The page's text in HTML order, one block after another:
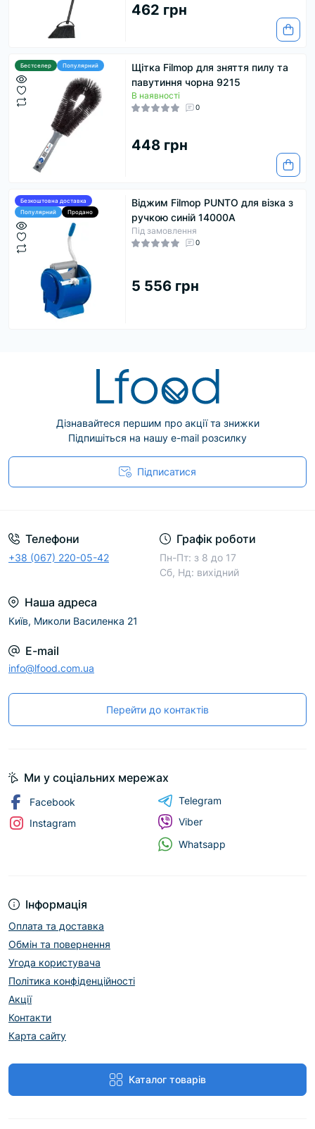
462 грн
Бестселер Популярний
Щітка Filmop для зняття пилу та
павутиння чорна 9215
В наявності
0
448 грн
Безкоштовна доставка
Популярний
Продано
Віджим Filmop PUNTO для візка з
ручкою синій 14000A
Під замовлення
0
5 556 грн
Дізнавайтеся першим про акції та знижки
Підпишіться на нашу e-mail розсилку
Підписатися
Телефони
+38 (067) 220-05-42
Графік роботи
Пн-Пт: з 8 до 17
Сб, Нд: вихідний
Наша адреса
Київ, Миколи Василенка 21
E-mail
info@lfood.com.ua
Перейти до контактів
Інформація
Оплата та доставка
Обмін та повернення
Угода користувача
Політика конфіденційності
Акції
Контакти
Карта сайту
Каталог товарів
Ми у соціальних мережах
Facebook
Instagram
Telegram
Viber
Whatsapp